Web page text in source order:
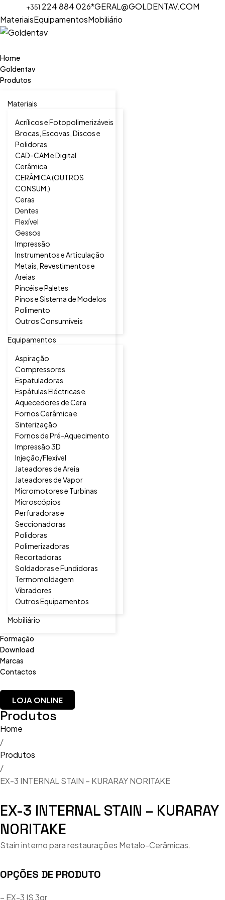
+351 224 884 026*GERAL@GOLDENTAV.COM
MateriaisEquipamentosMobiliário
Home
Goldentav
Produtos
Materiais
Acrílicos e Fotopolimerizáveis
Brocas, Escovas, Discos e
Polidoras
CAD-CAM e Digital
Cerâmica
CERÂMICA (OUTROS
CONSUM.)
Ceras
Dentes
Flexível
Gessos
Impressão
Instrumentos e Articulação
Metais, Revestimentos e
Areias
Pincéis e Paletes
Pinos e Sistema de Modelos
Polimento
Outros Consumíveis
Equipamentos
Aspiração
Compressores
Espatuladoras
Espátulas Eléctricas e
Aquecedores de Cera
Fornos Cerâmica e
Sinterização
Fornos de Pré-Aquecimento
Impressão 3D
Injeção/Flexível
Jateadores de Areia
Jateadores de Vapor
Micromotores e Turbinas
Microscópios
Perfuradoras e
Seccionadoras
Polidoras
Polimerizadoras
Recortadoras
Soldadoras e Fundidoras
Termomoldagem
Vibradores
Outros Equipamentos
Mobiliário
Formação
Download
Marcas
Contactos
LOJA ONLINE
Produtos
Home
/
Produtos
/
EX-3 INTERNAL STAIN – KURARAY NORITAKE
EX-3 INTERNAL STAIN – KURARAY
NORITAKE
Stain interno para restaurações Metalo-Cerâmicas.
OPÇÕES DE PRODUTO
– EX-3 IS 3gr